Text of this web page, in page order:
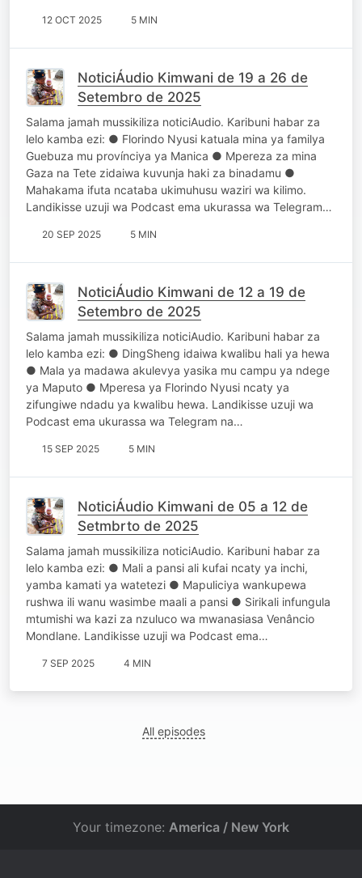
12 OCT 2025 5 MIN
NoticiÁudio Kimwani de 19 a 26 de
Setembro de 2025
Salama jamah mussikiliza noticiAudio. Karibuni habar za
lelo kamba ezi: ● Florindo Nyusi katuala mina ya familya
Guebuza mu provínciya ya Manica ● Mpereza za mina
Gaza na Tete zidaiwa kuvunja haki za binadamu ●
Mahakama ifuta ncataba ukimuhusu waziri wa kilimo.
Landikisse uzuji wa Podcast ema ukurassa wa Telegram…
20 SEP 2025 5 MIN
NoticiÁudio Kimwani de 12 a 19 de
Setembro de 2025
Salama jamah mussikiliza noticiAudio. Karibuni habar za
lelo kamba ezi: ● DingSheng idaiwa kwalibu hali ya hewa
● Mala ya madawa akulevya yasika mu campu ya ndege
ya Maputo ● Mperesa ya Florindo Nyusi ncaty ya
zifungiwe ndadu ya kwalibu hewa. Landikisse uzuji wa
Podcast ema ukurassa wa Telegram na…
15 SEP 2025 5 MIN
NoticiÁudio Kimwani de 05 a 12 de
Setmbrto de 2025
Salama jamah mussikiliza noticiAudio. Karibuni habar za
lelo kamba ezi: ● Mali a pansi ali kufai ncaty ya inchi,
yamba kamati ya watetezi ● Mapuliciya wankupewa
rushwa ili wanu wasimbe maali a pansi ● Sirikali infungula
mtumishi wa kazi za nzuluco wa mwanasiasa Venâncio
Mondlane. Landikisse uzuji wa Podcast ema…
7 SEP 2025 4 MIN
All episodes
Your timezone: America / New York